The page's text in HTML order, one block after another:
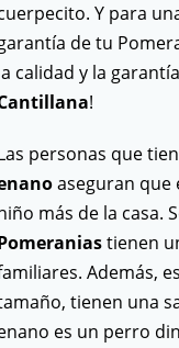
Y para
de tu
calidad y la
!
personas que
aseguran que
más de la casa.
tienen
Además,
tienen una
es un perro